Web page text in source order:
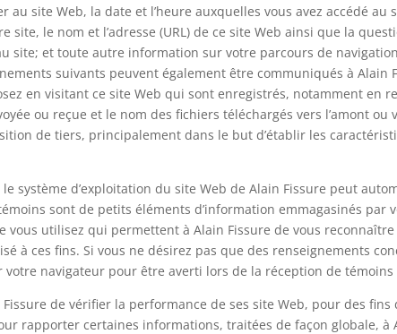
au site Web, la date et l’heure auxquelles vous avez accédé au
site, le nom et l’adresse (URL) de ce site Web ainsi que la
site; et toute autre information sur votre parcours de
suivants peuvent également être communiqués à Alain
en visitant ce site Web qui sont enregistrés, notamment en
ou reçue et le nom des fichiers téléchargés vers l’amont ou
de tiers, principalement dans le but d’établir les
le système d’exploitation du site Web de Alain Fissure peut
sont de petits éléments d’information emmagasinés
utilisez qui permettent à Alain Fissure de vous reconnaître
à ces fins. Si vous ne désirez pas que des renseignements
votre navigateur pour être averti lors de la réception de
de vérifier la performance de ses site Web, pour des
rapporter certaines informations, traitées de façon globale, à